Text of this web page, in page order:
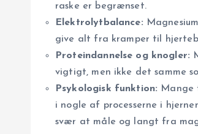
raske er begrænset.
Elektrolytbalance:
give alt fra kramper til
Proteindannelse og knogler:
vigtigt, men ikke det samme
Psykologisk funktion: Mange
i nogle af processerne i
svær at måle og langt fra